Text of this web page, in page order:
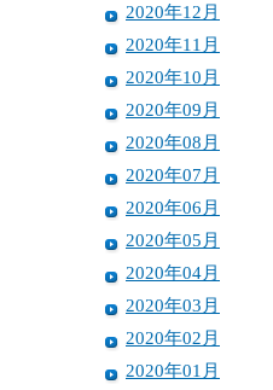
2020年12月
2020年11月
2020年10月
2020年09月
2020年08月
2020年07月
2020年06月
2020年05月
2020年04月
2020年03月
2020年02月
2020年01月